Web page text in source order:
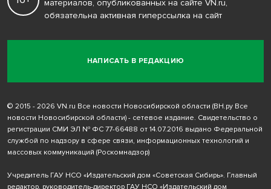
НАПИСАТЬ В РЕДАКЦИЮ
материалов, опубликованных на сайте VN.ru,
обязательна активная гиперссылка на сайт
© 2015 - 2026 VN.ru Все новости Новосибирской области (ВН.ру Все
новости Новосибирской области) - сетевое издание. Свидетельство о
регистрации СМИ ЭЛ № ФС 77-66488 от 14.07.2016 выдано Федеральной
службой по надзору в сфере связи, информационных технологий и
массовых коммуникаций (Роскомнадзор)
Учредитель ГАУ НСО «Издательский дом «Советская Сибирь». Главный
редактор, руководитель-директор ГАУ НСО «Издательский дом